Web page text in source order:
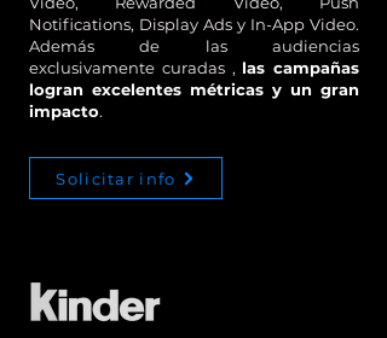
Notifications, Display Ads y In-App Video.
Además de las audiencias
exclusivamente curadas , las campañas
logran excelentes métricas y un gran
impacto.
Solicitar info